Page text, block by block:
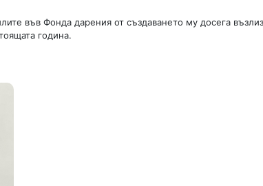
във Фонда дарения от създаването му досега
година.